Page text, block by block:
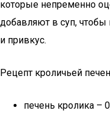
которые непременно
добавляют в суп, чтобы
и привкус.
Рецепт кроличьей
печень кролика –